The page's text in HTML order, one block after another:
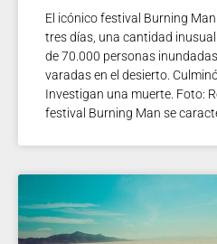
El icónico festival Burning
tres días, una cantidad
de 70.000 personas
varadas en el desierto.
Investigan una muerte. Foto:
festival Burning Man se